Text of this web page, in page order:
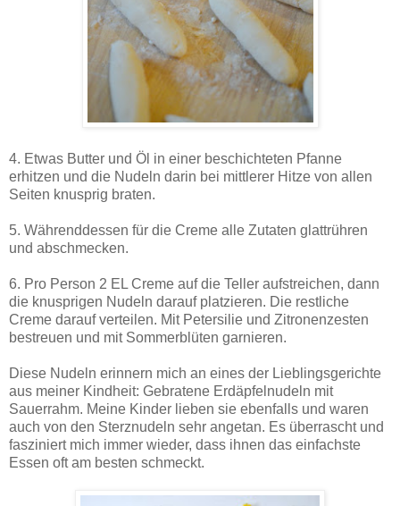
4. Etwas Butter und Öl in einer beschichteten Pfanne
erhitzen und die Nudeln darin bei mittlerer Hitze von allen
Seiten knusprig braten.
5. Währenddessen für die Creme alle Zutaten glattrühren
und abschmecken.
6. Pro Person 2 EL Creme auf die Teller aufstreichen, dann
die knusprigen Nudeln darauf platzieren. Die restliche
Creme darauf verteilen. Mit Petersilie und Zitronenzesten
bestreuen und mit Sommerblüten garnieren.
Diese Nudeln erinnern mich an eines der Lieblingsgerichte
aus meiner Kindheit: Gebratene Erdäpfelnudeln mit
Sauerrahm. Meine Kinder lieben sie ebenfalls und waren
auch von den Sterznudeln sehr angetan. Es überrascht und
fasziniert mich immer wieder, dass ihnen das einfachste
Essen oft am besten schmeckt.